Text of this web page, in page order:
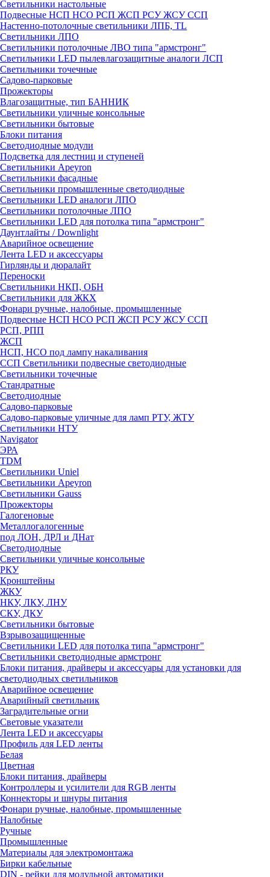
Светильники настольные
Подвесные НСП НСО РСП ЖСП РСУ ЖСУ ССП
Настенно-потолочные светильники ЛПБ, TL
Светильники ЛПО
Светильники потолочные ЛВО типа "армстронг"
Светильники LED пылевлагозащитные аналоги ЛСП
Светильники точечные
Садово-парковые
Прожекторы
Влагозащитные, тип БАННИК
Светильники уличные консольные
Светильники бытовые
Блоки питания
Светодиодные модули
Подсветка для лестниц и ступеней
Светильники Apeyron
Светильники фасадные
Светильники промышленные светодиодные
Светильники LED аналоги ЛПО
Светильники потолочные ЛПО
Светильники LED для потолка типа "армстронг"
Даунтлайты / Downlight
Аварийное освещение
Лента LED и аксессуары
Гирлянды и дюралайт
Переноски
Светильники НКП, ОБН
Светильники для ЖКХ
Фонари ручные, налобные, промышленные
Подвесные НСП НСО РСП ЖСП РСУ ЖСУ ССП
РСП, РПП
ЖСП
НСП, НСО под лампу накаливания
ССП Светильники подвесные светодиодные
Светильники точечные
Стандратные
Светодиодные
Садово-парковые
Садово-парковые уличные для ламп РТУ, ЖТУ
Светильники НТУ
Navigator
ЭРА
TDM
Светильники Uniel
Светильники Apeyron
Светильники Gauss
Прожекторы
Галогеновые
Металлогалогенные
под ЛОН, ДРЛ и ДНат
Светодиодные
Светильники уличные консольные
РКУ
Кронштейны
ЖКУ
НКУ, ЛКУ, ЛНУ
СКУ, ДКУ
Светильники бытовые
Взрывозащищенные
Светильники LED для потолка типа "армстронг"
Светильники светодиодные армстронг
Блоки питания, драйверы и аксессуары для установки для
светодиодных светильников
Аварийное освещение
Аварийный светильник
Заградительные огни
Световые указатели
Лента LED и аксессуары
Профиль для LED ленты
Белая
Цветная
Блоки питания, драйверы
Контроллеры и усилители для RGB ленты
Коннекторы и шнуры питания
Фонари ручные, налобные, промышленные
Налобные
Ручные
Промышленные
Материалы для электромонтажа
Бирки кабельные
DIN - рейки для модульной автоматики